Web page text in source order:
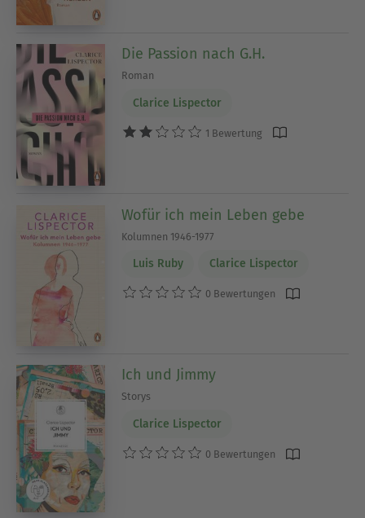
Die Passion nach G.H.
Roman
Clarice Lispector
1 Bewertung
Wofür ich mein Leben gebe
Kolumnen 1946-1977
Luis Ruby Clarice Lispector
0 Bewertungen
Ich und Jimmy
Storys
Clarice Lispector
0 Bewertungen